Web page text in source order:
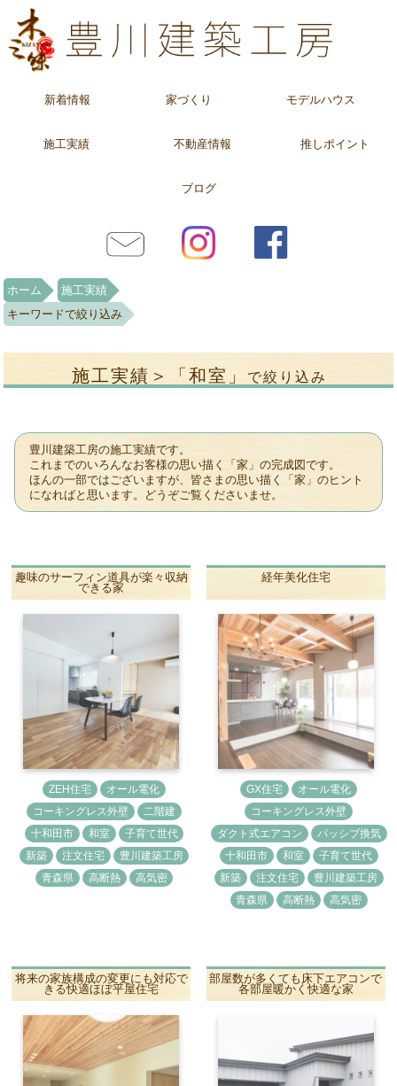
新着情報 家づくり モデルハウス
施工実績 不動産情報 推しポイント
ブログ
ホーム
施工実績
キーワードで絞り込み
施工実績＞「和室」 で絞り込み
豊川建築工房の施工実績です。
これまでのいろんなお客様の思い描く「家」の完成図です。
ほんの一部ではございますが、皆さまの思い描く「家」のヒント
になればと思います。どうぞご覧くださいませ。
趣味のサーフィン道具が楽々収納
できる家
ZEH住宅 オール電化
コーキングレス外壁 二階建
十和田市 和室 子育て世代
新築 注文住宅 豊川建築工房
青森県 高断熱 高気密
経年美化住宅
GX住宅 オール電化
コーキングレス外壁
ダクト式エアコン パッシブ換気
十和田市 和室 子育て世代
新築 注文住宅 豊川建築工房
青森県 高断熱 高気密
将来の家族構成の変更にも対応で
きる快適ほぼ平屋住宅
部屋数が多くても床下エアコンで
各部屋暖かく快適な家